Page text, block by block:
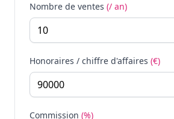
Nombre de ventes (/ an)
Honoraires / chiffre d'affaires (€)
Commission (%)